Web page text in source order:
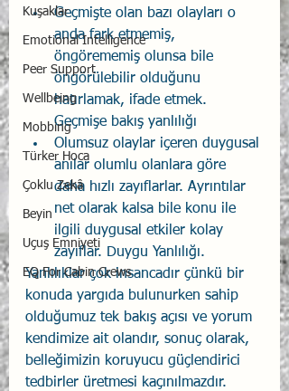
Kuşaklar
Emotional Intelligence
Peer Support
Wellbeing
Mobbing
Türker Hoca
Çoklu Zekâ
Beyin
Uçuş Emniyeti
EQ For Cabin Crews
Geçmişte olan bazı olayları o
anda fark etmemiş,
öngörememiş olunsa bile
öngörülebilir olduğunu
hatırlamak, ifade etmek.
Geçmişe bakış yanlılığı
Olumsuz olaylar içeren duygusal
anılar olumlu olanlara göre
daha hızlı zayıflarlar. Ayrıntılar
net olarak kalsa bile konu ile
ilgili duygusal etkiler kolay
zayıflar. Duygu Yanlılığı.
Yanlılıklar çok insancadır çünkü bir
konuda yargıda bulunurken sahip
olduğumuz tek bakış açısı ve yorum
kendimize ait olandır, sonuç olarak,
belleğimizin koruyucu güçlendirici
tedbirler üretmesi kaçınılmazdır.